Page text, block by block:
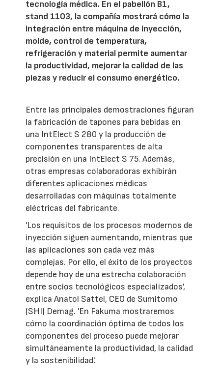
tecnología médica. En el pabellón B1,
stand 1103, la compañía mostrará cómo la
integración entre máquina de inyección,
molde, control de temperatura,
refrigeración y material permite aumentar
la productividad, mejorar la calidad de las
piezas y reducir el consumo energético.
Entre las principales demostraciones figuran
la fabricación de tapones para bebidas en
una IntElect S 280 y la producción de
componentes transparentes de alta
precisión en una IntElect S 75. Además,
otras empresas colaboradoras exhibirán
diferentes aplicaciones médicas
desarrolladas con máquinas totalmente
eléctricas del fabricante.
'Los requisitos de los procesos modernos de
inyección siguen aumentando, mientras que
las aplicaciones son cada vez más
complejas. Por ello, el éxito de los proyectos
depende hoy de una estrecha colaboración
entre socios tecnológicos especializados',
explica Anatol Sattel, CEO de Sumitomo
(SHI) Demag. 'En Fakuma mostraremos
cómo la coordinación óptima de todos los
componentes del proceso puede mejorar
simultáneamente la productividad, la calidad
y la sostenibilidad'.